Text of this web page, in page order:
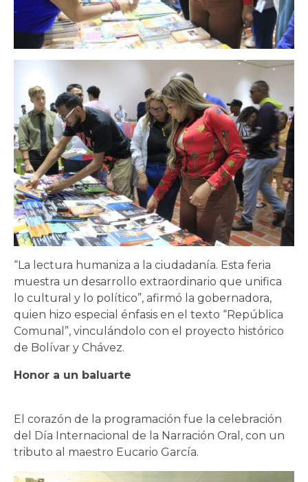
“La lectura humaniza a la ciudadanía. Esta feria
muestra un desarrollo extraordinario que unifica
lo cultural y lo político”, afirmó la gobernadora,
quien hizo especial énfasis en el texto “República
Comunal”, vinculándolo con el proyecto histórico
de Bolívar y Chávez.
Honor a un baluarte
El corazón de la programación fue la celebración
del Día Internacional de la Narración Oral, con un
tributo al maestro Eucario García.